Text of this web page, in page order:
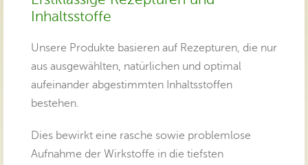
Inhaltsstoffe
Unsere Produkte basieren auf Rezepturen, die nur
aus ausgewählten, natürlichen und optimal
aufeinander abgestimmten Inhaltsstoffen
bestehen.
Dies bewirkt eine rasche sowie problemlose
Aufnahme der Wirkstoffe in die tiefsten